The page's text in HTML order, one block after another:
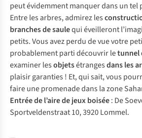
peut évidemment manquer dans un tel
Entre les arbres, admirez les
branches de saulequi éveilleront
petits. Vous avez perdu de vue votre
probablement parti découvrir letunnel
examiner lesobjetsétrangesdans les
plaisir garanties ! Et, qui sait, vous
faire une promenade dans la zone
Entrée de l’aire de jeux boisée: De
Sportveldenstraat 10, 3920 Lommel.